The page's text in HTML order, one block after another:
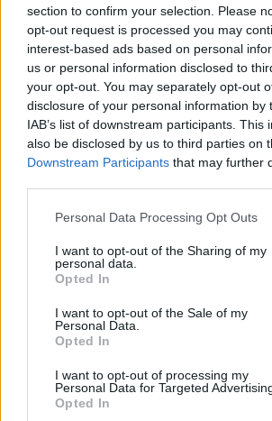
section to confirm your selection. Please
opt-out request is processed you may
interest-based ads based on personal
us or personal information disclosed to
your opt-out. You may separately opt-out
disclosure of your personal information by
IAB’s list of downstream participants. This
also be disclosed by us to third parties on
Downstream Participants that may further
Personal Data Processing Opt Outs
I want to opt-out of the Sharing of my
personal data.
Opted In
I want to opt-out of the Sale of my
Personal Data.
Opted In
I want to opt-out of processing my
Personal Data for Targeted
Opted In
Konsta Hietanennapauttaa
haastattelun aluksi,
Info
Tietosuojalauseke
Mediatiedot
RSS-ohje
Jocka
Päivän Lehti
Lifestyle Viihde
StaraTV
Autot